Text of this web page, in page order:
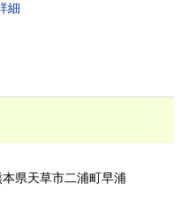
細
本県天草市二浦町早浦